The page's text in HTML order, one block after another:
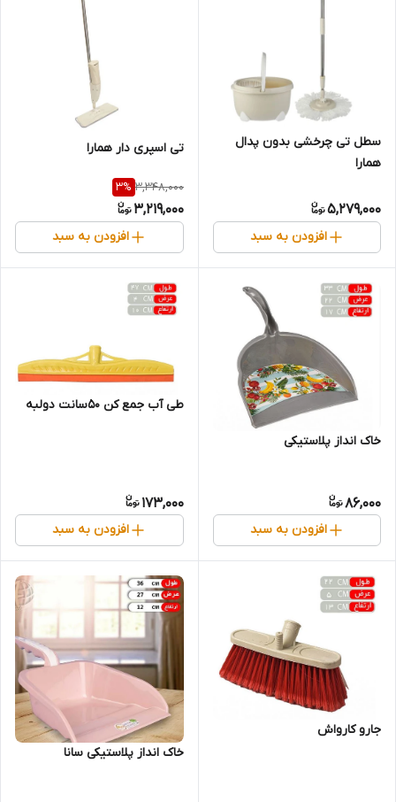
سطل تی چرخشی بدون پدال
همارا
5,279,000
افزودن به سبد
تی اسپری دار همارا
3,348,000
3%
3,219,000
افزودن به سبد
خاک انداز پلاستیکی
86,000
افزودن به سبد
طی آب جمع کن 50سانت دولبه
173,000
افزودن به سبد
جارو کارواش
خاک انداز پلاستیکی سانا